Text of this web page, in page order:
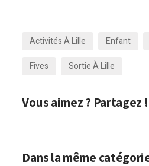
Activités À Lille Enfant
Fives
Sortie À Lille
Vous aimez ? Partagez !
Dans la même